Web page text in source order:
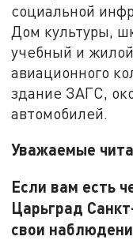
социальной
Дом культуры,
учебный и
авиационного
здание ЗАГС,
автомобилей.
Уважаемые
Если вам есть
Царьград
свои